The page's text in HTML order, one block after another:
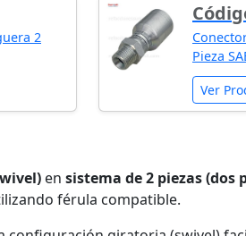
2
Pieza
Ver
en sistema de 2 piezas (dos
férula compatible.